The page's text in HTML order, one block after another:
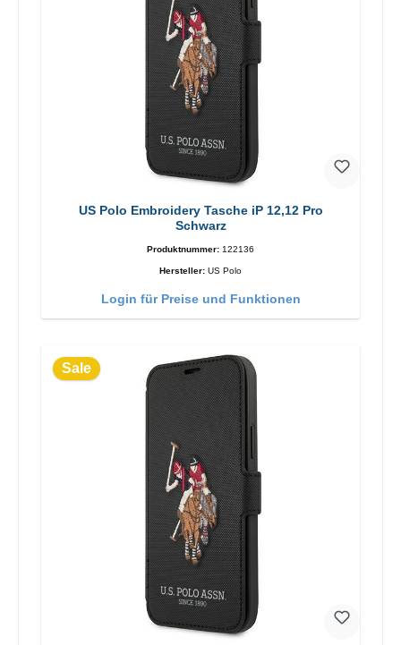
US Polo Embroidery Tasche iP 12,12 Pro
Schwarz
Produktnummer: 122136
Hersteller: US Polo
Login für Preise und Funktionen
Sale